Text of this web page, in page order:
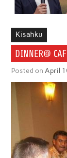
Kisahku
DINNER@
Posted on April